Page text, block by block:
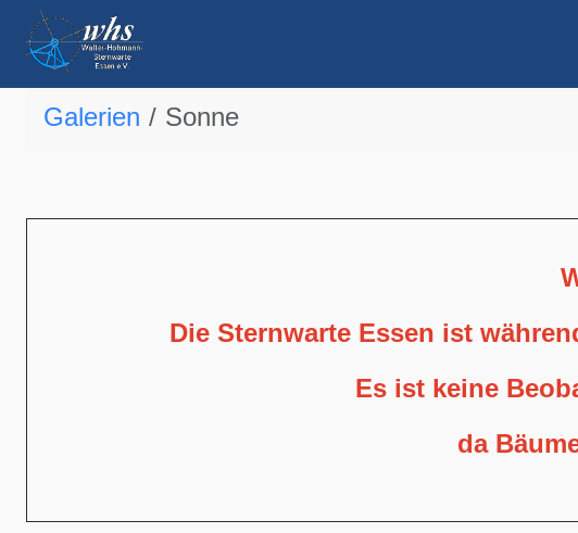
Galerien Sonne
Die Sternwarte Essen ist
Es ist keine
da